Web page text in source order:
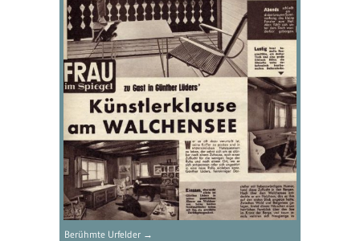
Berühmte Urfelder →